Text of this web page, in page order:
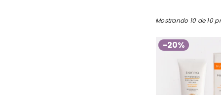
Mostrando 10 de 10
-20%